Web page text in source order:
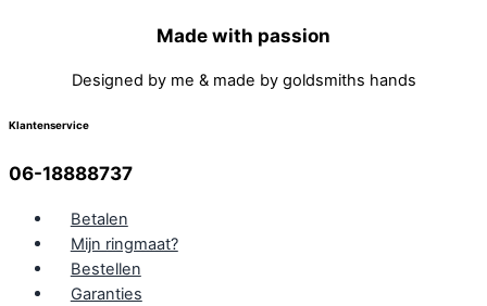
Made with passion
Designed by me & made by goldsmiths hands
Klantenservice
06-18888737
Betalen
Mijn ringmaat?
Bestellen
Garanties